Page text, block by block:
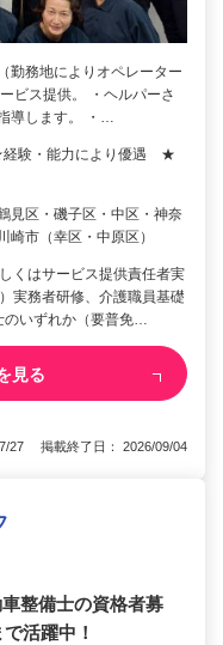
勤務地によりオペレーター
ビス提供。 ・ヘルパーさ
導します。 ・…
験・能力により優遇 ★
見区・磯子区・中区・神奈
崎市（幸区・中原区）
くはサービス提供責任者実
実務者研修、介護職員基礎
のいずれか（要普免…
見る
27 掲載終了日： 2026/09/04
整備士の資格者募
活躍中！